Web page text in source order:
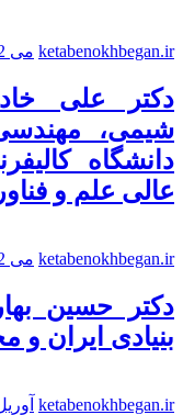
ketabenokhbegan.ir می 12, 2021
دکتر علی
شیمی،
دانشگاه
عالی علم و
ketabenokhbegan.ir می 12, 2021
دکتر حسین
بنیادی ایران و
ketabenokhbegan.ir آوریل 28,